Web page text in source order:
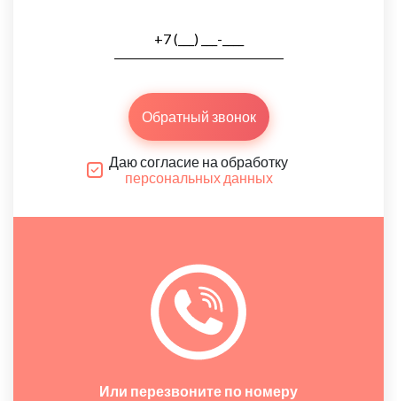
Обратный звонок
Даю согласие на обработку
персональных данных
Или перезвоните по номеру